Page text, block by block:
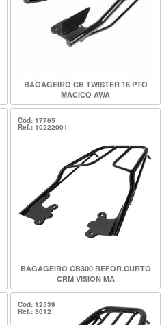
BAGAGEIRO CB TWISTER 16 PTO
MACICO AWA
Cód: 17765
Ref.: 10222001
BAGAGEIRO CB300 REFOR.CURTO
CRM VISION MA
Cód: 12539
Ref.: 3012